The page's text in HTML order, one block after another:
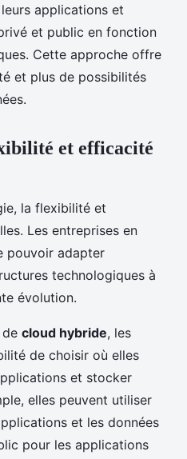
applications et
et public en fonction
Cette approche offre
et plus de possibilités
et efficacité
la flexibilité et
Les entreprises en
pouvoir adapter
technologiques à
évolution.
cloud hybride, les
de choisir où elles
et stocker
elles peuvent utiliser
et les données
pour les applications